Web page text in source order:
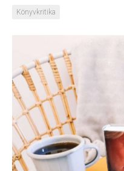
Rólam
Könyvkritika